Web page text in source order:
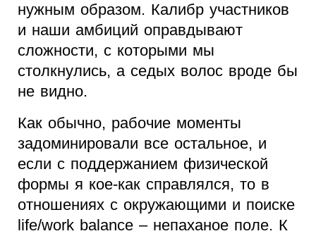
нужным образом. Калибр участников
и наши амбиций оправдывают
сложности, с которыми мы
столкнулись, а седых волос вроде бы
не видно.
Как обычно, рабочие моменты
задоминировали все остальное, и
если с поддержанием физической
формы я кое-как справлялся, то в
отношениях с окружающими и поиске
life/work balance – непаханое поле. К